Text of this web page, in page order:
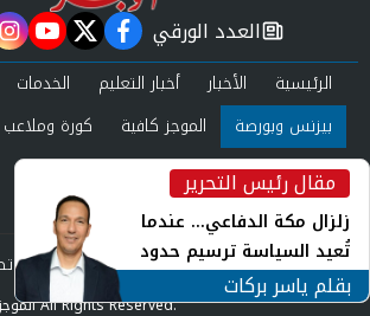
مقال رئيس التحرير
زلزال مكة الدفاعي... عندما
تُعيد السياسة ترسيم حدود
الأمن القومي العربي
بقلم ياسر بركات
newspaper
العدد الورقي facebook
twitter
الرئيسية الأخبار أخبار التعليم الخدمات
بيزنس وبورصة
الموجز كافية كورة وملاعب
صحة وجمال
عرب وعالم حوادث ومحاكم
العدد الورقي
من نحن
سياسة الخصوصية
©2024 الموجز All Rights Reserved.